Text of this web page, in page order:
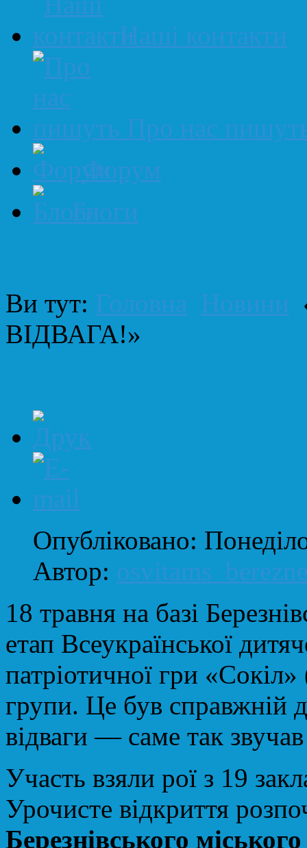
Наші контакти
Про нас
Форум
Блоги
Ви тут: Головна Новини
ВІДВАГА!»
Опубліковано:
Автор:
18 травня на базі
етап Всеукраїнської
патріотичної гри
групи. Це був справжній
відваги — саме так звучав
Участь взяли рої з 19
Урочисте відкриття
Березнівського